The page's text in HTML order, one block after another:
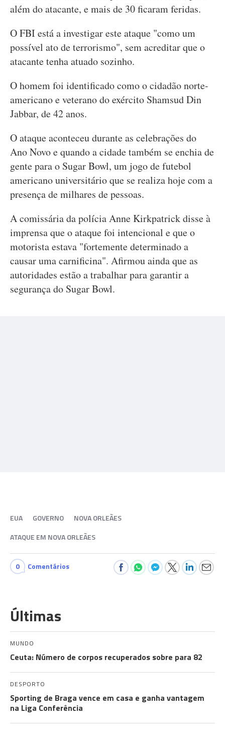
além do atacante, e mais de 30 ficaram feridas.
O FBI está a investigar este ataque "como um
possível ato de terrorismo", sem acreditar que o
atacante tenha atuado sozinho.
O homem foi identificado como o cidadão norte-
americano e veterano do exército Shamsud Din
Jabbar, de 42 anos.
O ataque aconteceu durante as celebrações do
Ano Novo e quando a cidade também se enchia de
gente para o Sugar Bowl, um jogo de futebol
americano universitário que se realiza hoje com a
presença de milhares de pessoas.
A comissária da polícia Anne Kirkpatrick disse à
imprensa que o ataque foi intencional e que o
motorista estava "fortemente determinado a
causar uma carnificina". Afirmou ainda que as
autoridades estão a trabalhar para garantir a
segurança do Sugar Bowl.
EUA GOVERNO
NOVA ORLEÃES
ATAQUE EM NOVA ORLEÃES
0 Comentários
Últimas
MUNDO
Ceuta: Número de corpos recuperados sobre para 82
DESPORTO
Sporting de Braga vence em casa e ganha vantagem
na Liga Conferência